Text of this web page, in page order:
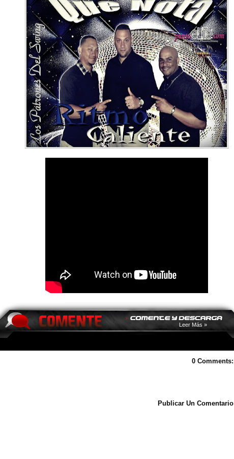
Leer Más »
0 Comments:
Publicar Un Comentario